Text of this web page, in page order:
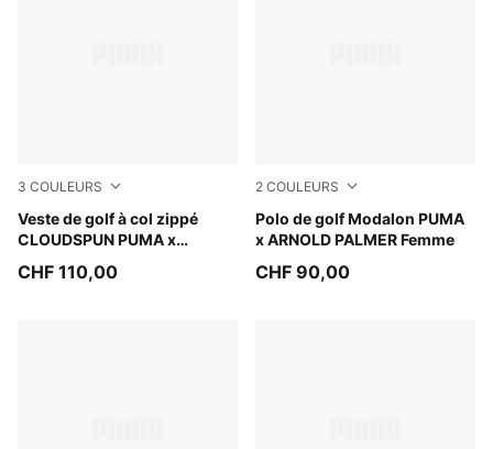
3 COULEURS
Veste de golf à col zippé
CLOUDSPUN PUMA x
Alpine Snow
CHF 110,00
2 COULEURS
Polo de golf Modalon PUMA
x ARNOLD PALMER Femme
Lemon Butter
CHF 90,00